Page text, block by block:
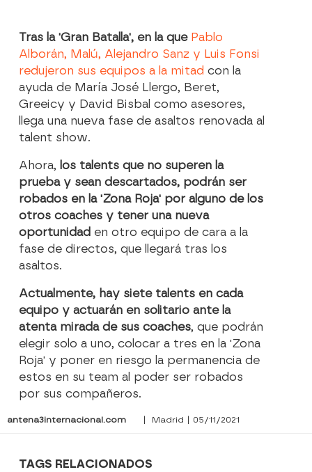
Tras la 'Gran Batalla', en la que Pablo
Alborán, Malú, Alejandro Sanz y Luis Fonsi
redujeron sus equipos a la mitadcon la
ayuda de María José Llergo, Beret,
Greeicy y David Bisbal como asesores,
llega una nueva fase de asaltos renovada al
talent show.
Ahora, los talents que no superen la
prueba y sean descartados, podrán ser
robados en la 'Zona Roja' por alguno de los
otros coaches y tener una nueva
oportunidad en otro equipo de cara a la
fase de directos, que llegará tras los
asaltos.
Actualmente, hay siete talents en cada
equipo y actuarán en solitario ante la
atenta mirada de sus coaches, que podrán
elegir solo a uno, colocar a tres en la 'Zona
Roja' y poner en riesgo la permanencia de
estos en su team al poder ser robados
por sus compañeros.
antena3internacional.com | Madrid | 05/11/2021
TAGS RELACIONADOS